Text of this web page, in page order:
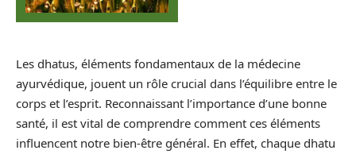
Les dhatus, éléments fondamentaux de la médecine
ayurvédique, jouent un rôle crucial dans l’équilibre entre le
corps et l’esprit. Reconnaissant l’importance d’une bonne
santé, il est vital de comprendre comment ces éléments
influencent notre bien-être général. En effet, chaque dhatu